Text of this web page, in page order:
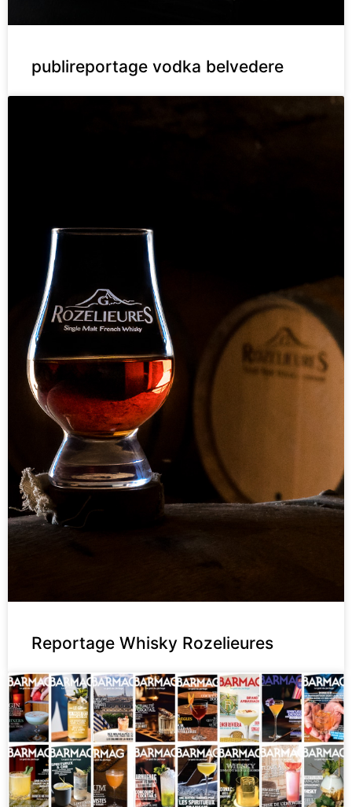
publireportage vodka belvedere
Reportage Whisky Rozelieures